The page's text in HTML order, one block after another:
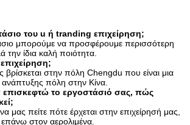
του u ή tranding επιχείρηση;
μπορούμε να προσφέρουμε περισσότερη
την ίδια καλή ποιότητα.
βρίσκεται στην πόλη Chengdu που είναι μια
πόλη στην Κίνα.
το εργοστάσιό σας, πώς
μας πείτε πότε έρχεται στην επιχείρησή μας,
στον αερολιμένα.